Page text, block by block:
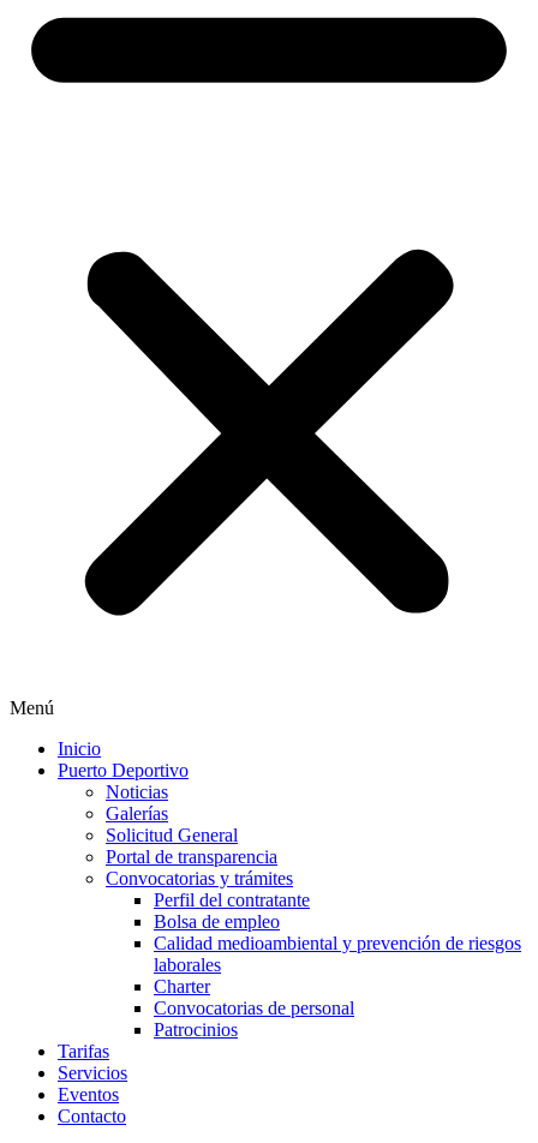
Menú
Inicio
Puerto Deportivo
Noticias
Galerías
Solicitud General
Portal de transparencia
Convocatorias y trámites
Perfil del contratante
Bolsa de empleo
Calidad medioambiental y prevención de riesgos
laborales
Charter
Convocatorias de personal
Patrocinios
Tarifas
Servicios
Eventos
Contacto